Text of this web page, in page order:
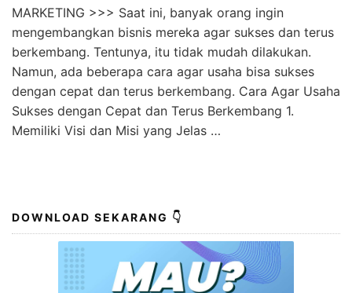
Sukses dengan Cepat dan Terus Berkembang 1.
Memiliki Visi dan Misi yang Jelas …
DOWNLOAD SEKARANG 👇